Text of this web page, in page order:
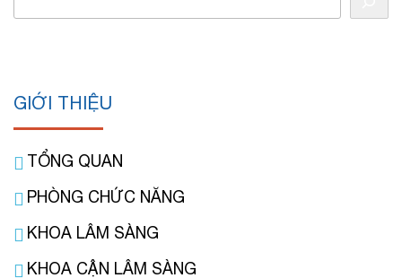
GIỚI THIỆU
TỔNG QUAN
PHÒNG CHỨC NĂNG
KHOA LÂM SÀNG
KHOA CẬN LÂM SÀNG